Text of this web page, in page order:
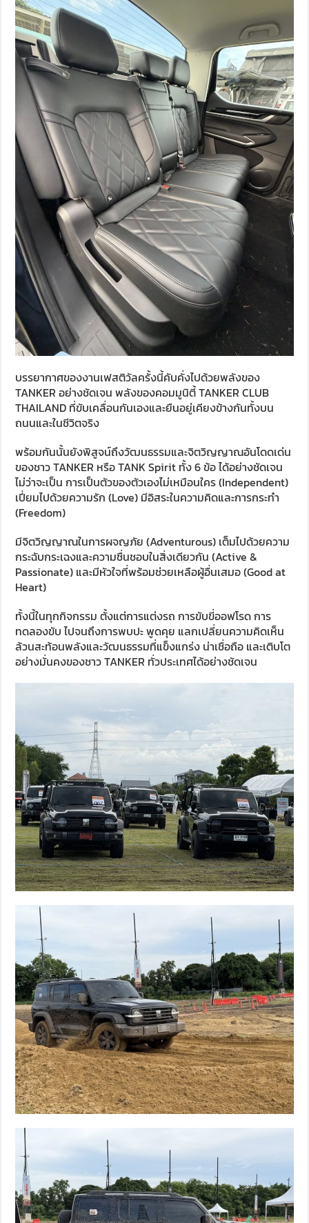
บรรยากาศของงานเฟสติวัลครั้งนี้คับคั่งไปด้วยพลังของ
TANKER อย่างชัดเจน พลังของคอมมูนิตี้ TANKER CLUB
THAILAND ที่ขับเคลื่อนกันเองและยืนอยู่เคียงข้างกันทั้งบน
ถนนและในชีวิตจริง
พร้อมกันนั้นยังพิสูจน์ถึงวัฒนธรรมและจิตวิญญาณอันโดดเด่น
ของชาว TANKER หรือ TANK Spirit ทั้ง 6 ข้อ ได้อย่างชัดเจน
ไม่ว่าจะเป็น การเป็นตัวของตัวเองไม่เหมือนใคร (Independent)
เปี่ยมไปด้วยความรัก (Love) มีอิสระในความคิดและการกระทำ
(Freedom)
มีจิตวิญญาณในการผจญภัย (Adventurous) เต็มไปด้วยความ
กระฉับกระเฉงและความชื่นชอบในสิ่งเดียวกัน (Active &
Passionate) และมีหัวใจที่พร้อมช่วยเหลือผู้อื่นเสมอ (Good at
Heart)
ทั้งนี้ในทุกกิจกรรม ตั้งแต่การแต่งรถ การขับขี่ออฟโรด การ
ทดลองขับ ไปจนถึงการพบปะ พูดคุย แลกเปลี่ยนความคิดเห็น
ล้วนสะท้อนพลังและวัฒนธรรมที่แข็งแกร่ง น่าเชื่อถือ และเติบโต
อย่างมั่นคงของชาว TANKER ทั่วประเทศได้อย่างชัดเจน